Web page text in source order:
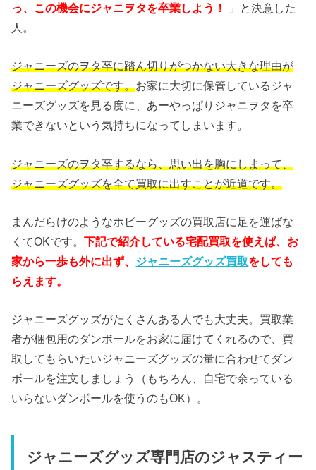
っ、この機会にジャニヲタを卒業しよう！
」と決意した
人。
ジャニーズのヲタ卒に踏ん切りがつかない大きな理由が
ジャニーズグッズです。お家に大切に保管しているジャ
ニーズグッズを見る度に、あーやっぱりジャニヲタを卒
業できないという気持ちになってしまいます。
ジャニーズのヲタ卒するなら、思い出を胸にしまって、
ジャニーズグッズを全て買取に出すことが近道です。
まんだらけのようなホビーグッズの買取店に足を運ばな
くてOKです。下記で紹介している宅配買取を使えば、お
家から一歩も外に出ず、 ジャニーズグッズ買取をしても
らえます。
ジャニーズグッズがたくさんある人でも大丈夫。買取業
者が梱包用のダンボールをお家に届けてくれるので、買
取してもらいたいジャニーズグッズの量に合わせてダン
ボールを注文しましょう（もちろん、自宅で余っている
いらないダンボールを使うのもOK）。
ジャニーズグッズ専門店のジャスティー